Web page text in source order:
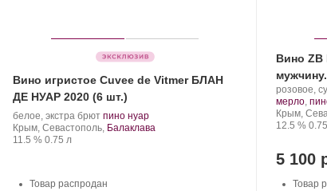
Вино игристое Cuvee de Vitmer БЛАН
ДЕ НУАР 2020 (6 шт.)
Производитель:
Золотая
Балка.
белое, экстра брют .
Сорт
пино нуар.
Регион:
Крым, Севастополь, Балаклава
Крепость
11.5 %. Объем
0.75 л
Товар распродан
Вино
Золотая
Балка.
розовое,
мерло,
Регион:
Крым,
Крепость
12.5 %.
5 100
Товар